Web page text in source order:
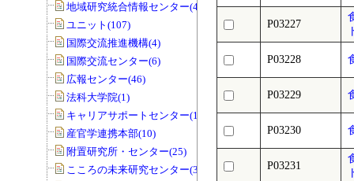
地域研究統合情報センター(40)
ユニット(107)
国際交流推進機構(4)
国際交流センター(6)
広報センター(46)
法科大学院(1)
キャリアサポートセンター(1)
産官学連携本部(10)
附置研究所・センター(25)
こころの未来研究センター(33)
P03227
P03228
P03229
P03230
P03231